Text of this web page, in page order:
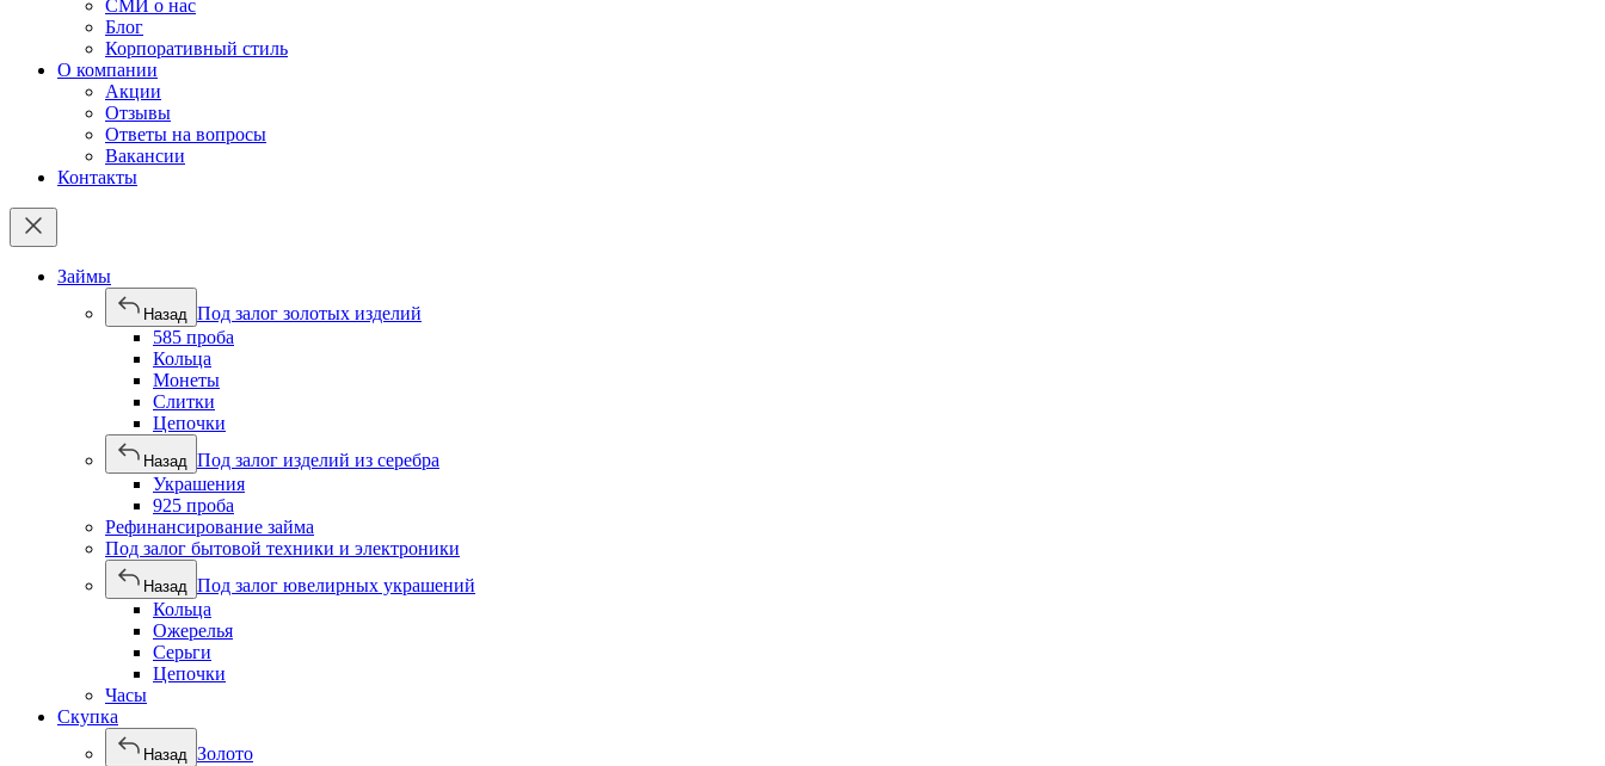
СМИ о нас
Блог
Корпоративный стиль
О компании
Акции
Отзывы
Ответы на вопросы
Вакансии
Контакты
Займы
Назад Под залог золотых изделий
585 проба
Кольца
Монеты
Слитки
Цепочки
Назад Под залог изделий из серебра
Украшения
925 проба
Рефинансирование займа
Под залог бытовой техники и электроники
Назад Под залог ювелирных украшений
Кольца
Ожерелья
Серьги
Цепочки
Часы
Скупка
Назад Золото